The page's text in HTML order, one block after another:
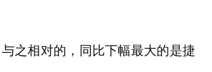
之相对的，同比下幅最大的是捷